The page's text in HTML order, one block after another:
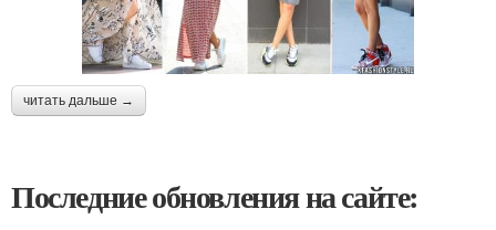
читать дальше →
Последние обновления на сайте: